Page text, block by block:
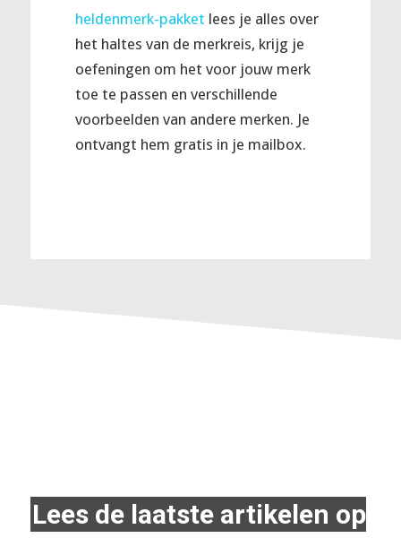
heldenmerk-pakket lees je alles over
het haltes van de merkreis, krijg je
oefeningen om het voor jouw merk
toe te passen en verschillende
voorbeelden van andere merken. Je
ontvangt hem gratis in je mailbox.
Lees de laatste artikelen op